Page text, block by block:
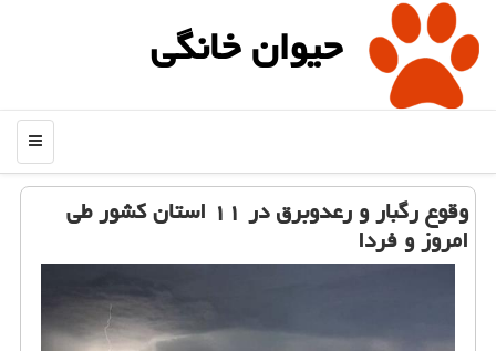
حیوان خانگی
منو
وقوع رگبار و رعدوبرق در ۱۱ استان كشور طی
امروز و فردا